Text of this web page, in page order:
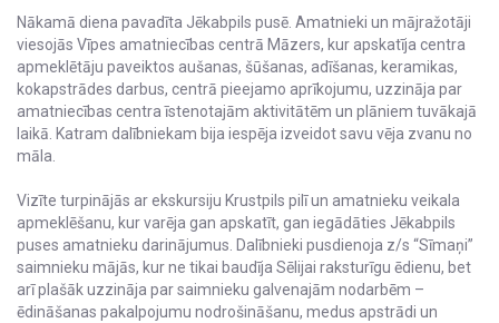
Nākamā diena pavadīta Jēkabpils pusē. Amatnieki un mājražotāji
viesojās Vīpes amatniecības centrā Māzers, kur apskatīja centra
apmeklētāju paveiktos aušanas, šūšanas, adīšanas, keramikas,
kokapstrādes darbus, centrā pieejamo aprīkojumu, uzzināja par
amatniecības centra īstenotajām aktivitātēm un plāniem tuvākajā
laikā. Katram dalībniekam bija iespēja izveidot savu vēja zvanu no
māla.
Vizīte turpinājās ar ekskursiju Krustpils pilī un amatnieku veikala
apmeklēšanu, kur varēja gan apskatīt, gan iegādāties Jēkabpils
puses amatnieku darinājumus. Dalībnieki pusdienoja z/s “Sīmaņi”
saimnieku mājās, kur ne tikai baudīja Sēlijai raksturīgu ēdienu, bet
arī plašāk uzzināja par saimnieku galvenajām nodarbēm –
ēdināšanas pakalpojumu nodrošināšanu, medus apstrādi un